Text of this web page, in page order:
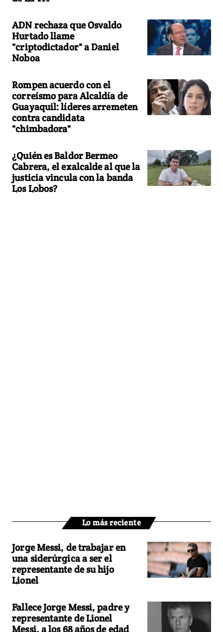
ADN rechaza que Osvaldo
Hurtado llame
"criptodictador" a Daniel
Noboa
Rompen acuerdo con el
correísmo para Alcaldía de
Guayaquil: líderes arremeten
contra candidata
"chimbadora"
¿Quién es Baldor Bermeo
Cabrera, el exalcalde al que la
justicia vincula con la banda
Los Lobos?
Lo más reciente
Jorge Messi, de trabajar en
una siderúrgica a ser el
representante de su hijo
Lionel
Fallece Jorge Messi, padre y
representante de Lionel
Messi, a los 68 años de edad